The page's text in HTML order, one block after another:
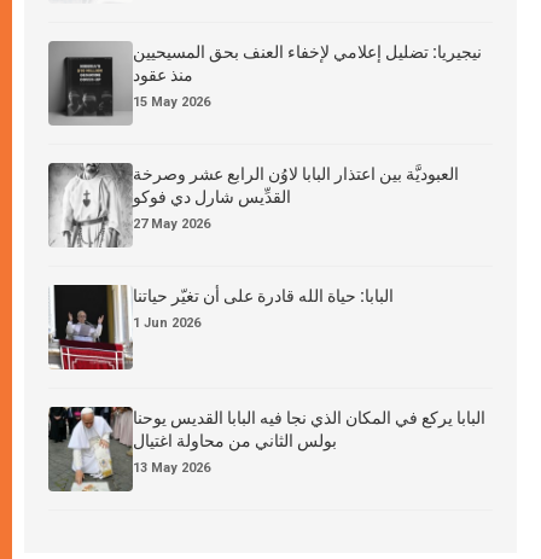
نيجيريا: تضليل إعلامي لإخفاء العنف بحق المسيحيين
منذ عقود
15 May 2026
العبوديَّة بين اعتذار البابا لاوُن الرابع عشر وصرخة
القدِّيس شارل دي فوكو
27 May 2026
البابا: حياة الله قادرة على أن تغيّر حياتنا
1 Jun 2026
البابا يركع في المكان الذي نجا فيه البابا القديس يوحنا
بولس الثاني من محاولة اغتيال
13 May 2026